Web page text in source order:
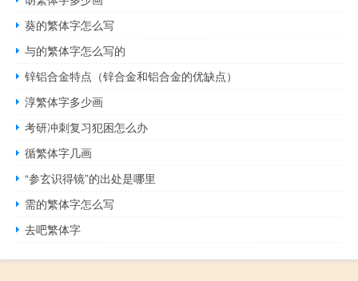
葵的繁体字怎么写
与的繁体字怎么写的
锌铝合金特点（锌合金和铝合金的优缺点）
淳繁体字多少画
考研冲刺复习犯困怎么办
循繁体字几画
“参玄识得镜”的出处是哪里
需的繁体字怎么写
去吧繁体字